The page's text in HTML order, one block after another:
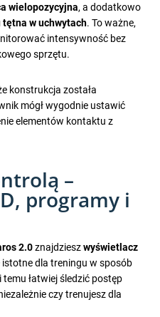
wielopozycyjna, a dodatkowo
w uchwytach. To ważne,
intensywność bez
sprzętu.
konstrukcja została
mógł wygodnie ustawić
elementów kontaktu z
–
programy i
2.0znajdzieszwyświetlacz
dla treningu w sposób
łatwiej śledzić postęp
czy trenujesz dla